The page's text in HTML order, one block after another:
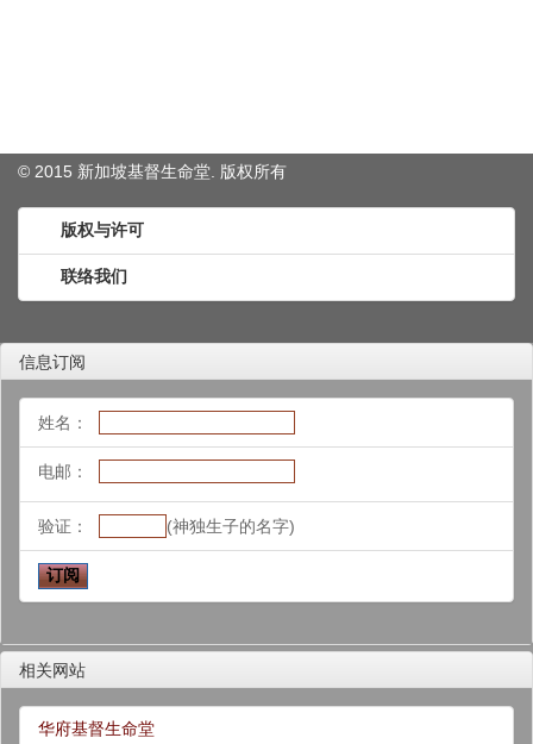
© 2015 新加坡基督生命堂. 版权所有
版权与许可
联络我们
信息订阅
姓名：
电邮：
验证： (神独生子的名字)
相关网站
华府基督生命堂